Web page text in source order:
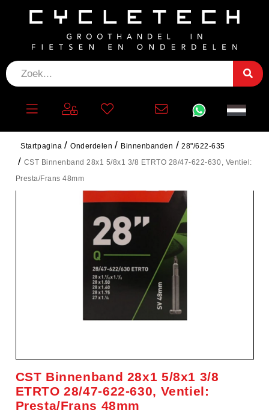
Startpagina Onderdelen Binnenbanden
28"/622-635
CST Binnenband 28x1 5/8x1 3/8 ETRTO 28/47-622-630, Ventiel:
Presta/Frans 48mm
CST Binnenband 28x1 5/8x1 3/8
ETRTO 28/47-622-630, Ventiel:
Presta/Frans 48mm